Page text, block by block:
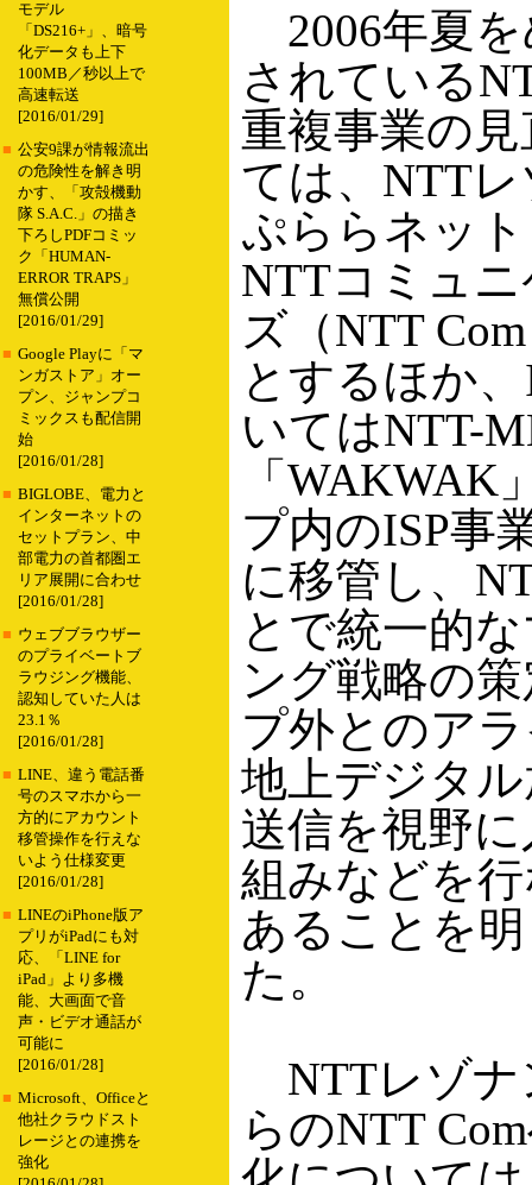
モデル
「DS216+」、暗号
化データも上下
100MB／秒以上で
高速転送
[2016/01/29]
■ 公安9課が情報流出
の危険性を解き明
かす、「攻殻機動
隊 S.A.C.」の描き
下ろしPDFコミッ
ク「HUMAN-
ERROR TRAPS」
無償公開
[2016/01/29]
■ Google Playに「マ
ンガストア」オー
プン、ジャンプコ
ミックスも配信開
始
[2016/01/28]
■ BIGLOBE、電力と
インターネットの
セットプラン、中
部電力の首都圏エ
リア展開に合わせ
[2016/01/28]
■ ウェブブラウザー
のプライベートブ
ラウジング機能、
認知していた人は
23.1％
[2016/01/28]
■ LINE、違う電話番
号のスマホから一
方的にアカウント
移管操作を行えな
いよう仕様変更
[2016/01/28]
■ LINEのiPhone版ア
プリがiPadにも対
応、「LINE for
iPad」より多機
能、大画面で音
声・ビデオ通話が
可能に
[2016/01/28]
■ Microsoft、Officeと
他社クラウドスト
レージとの連携を
強化
2006年夏
されている
重複事業の
ては、NTT
ぷららネッ
NTTコミュ
ズ（NTT
とするほか
いてはNTT-
「WAKWAK
プ内のISP事
に移管し、
とで統一的
ング戦略の
プ外とのア
地上デジタ
送信を視野
組みなどを
あることを
た。
NTTレゾナ
らのNTT